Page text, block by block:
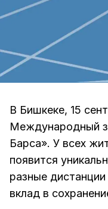
В Бишкеке, 15
Международный
Барса». У всех
появится
разные
вклад в